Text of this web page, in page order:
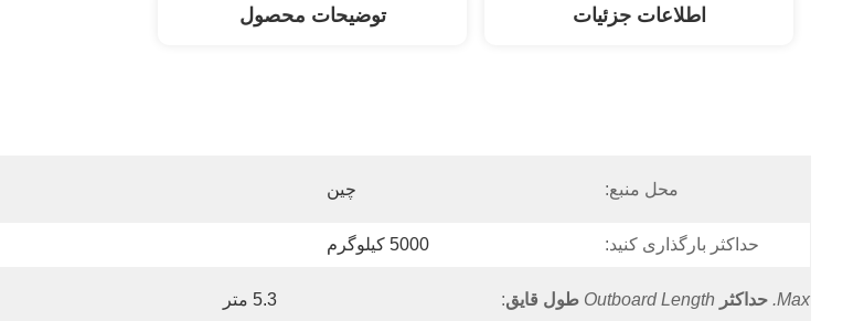
اطلاعات جزئیات توضیحات محصول
محل منبع: چین
حداکثر بارگذاری کنید: 5000 کیلوگرم
Max. حداکثر Outboard Length طول قایق: 5.3 متر